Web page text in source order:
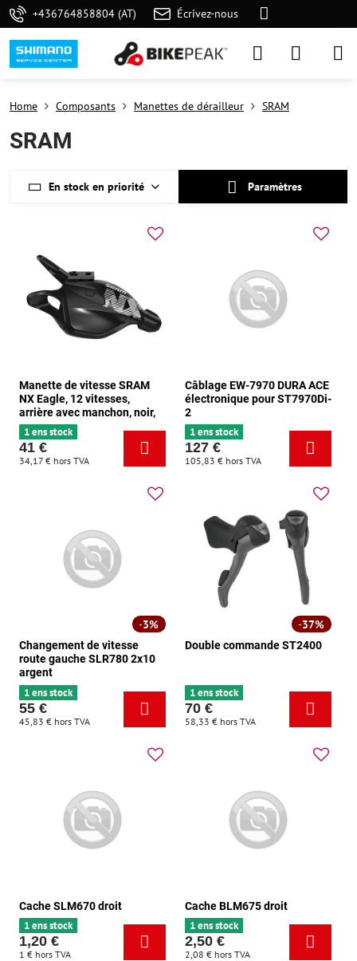
+436764858804 (AT) Écrivez-nous
Home Composants Manettes de dérailleur SRAM
SRAM
En stock en priorité Paramètres
Manette de vitesse SRAM
NX Eagle, 12 vitesses,
arrière avec manchon, noir,
1 ens stock
41 €
34,17 € hors TVA
Câblage EW-7970 DURA ACE
électronique pour ST7970Di-
2
1 ens stock
127 €
105,83 € hors TVA
3%
Changement de vitesse
route gauche SLR780 2x10
argent
1 ens stock
55 €
45,83 € hors TVA
37%
Double commande ST2400
1 ens stock
70 €
58,33 € hors TVA
Cache SLM670 droit
1 ens stock
1,20 €
1 € hors TVA
Cache BLM675 droit
1 ens stock
2,50 €
2,08 € hors TVA